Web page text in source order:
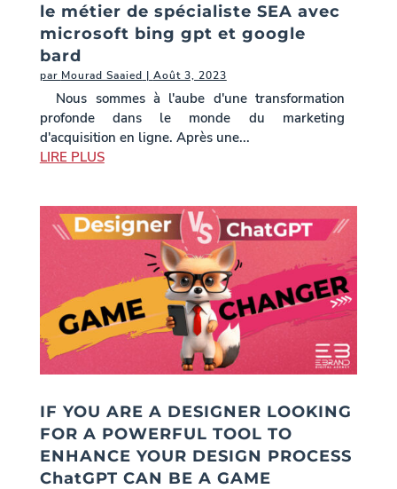
le métier de spécialiste SEA avec
microsoft bing gpt et google
bard
par Mourad Saaied | Août 3, 2023
Nous sommes à l'aube d'une transformation
profonde dans le monde du marketing
d'acquisition en ligne. Après une...
LIRE PLUS
IF YOU ARE A DESIGNER LOOKING
FOR A POWERFUL TOOL TO
ENHANCE YOUR DESIGN PROCESS
ChatGPT CAN BE A GAME